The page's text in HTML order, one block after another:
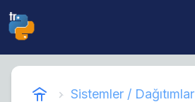
Sistemler / Dağıtımlar